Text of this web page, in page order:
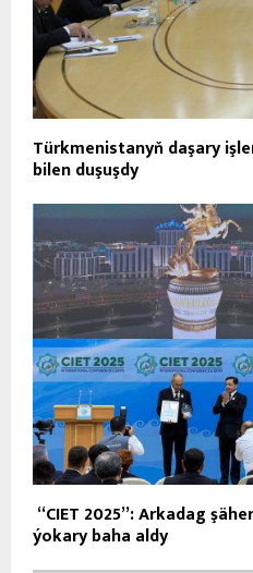
Türkmenistanyň daşary
bilen duşuşdy
“CIET 2025”: Arkadag
ýokary baha aldy